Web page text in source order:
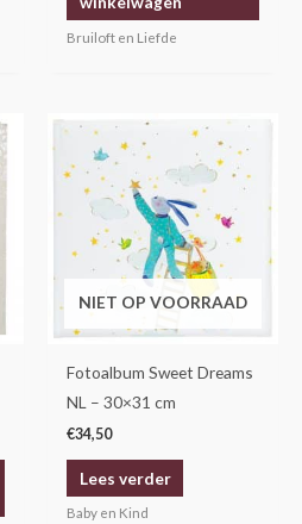
Bruiloft en Liefde
NIET OP VOORRAAD
Fotoalbum Sweet Dreams
NL – 30×31 cm
€34,50
Lees verder
Baby en Kind